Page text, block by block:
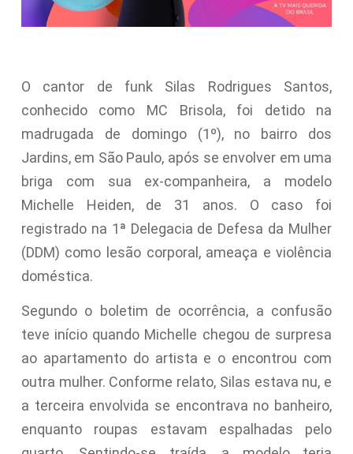
O cantor de funk Silas Rodrigues Santos,
conhecido como MC Brisola, foi detido na
madrugada de domingo (1º), no bairro dos
Jardins, em São Paulo, após se envolver em uma
briga com sua ex-companheira, a modelo
Michelle Heiden, de 31 anos. O caso foi
registrado na 1ª Delegacia de Defesa da Mulher
(DDM) como lesão corporal, ameaça e violência
doméstica.
Segundo o boletim de ocorrência, a confusão
teve início quando Michelle chegou de surpresa
ao apartamento do artista e o encontrou com
outra mulher. Conforme relato, Silas estava nu, e
a terceira envolvida se encontrava no banheiro,
enquanto roupas estavam espalhadas pelo